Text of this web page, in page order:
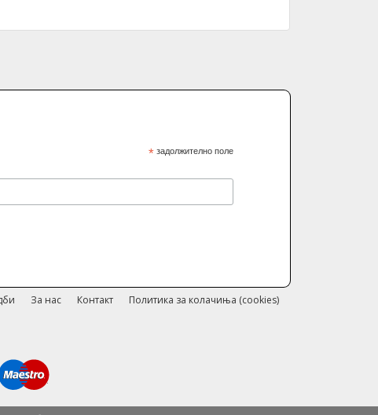
*задолжително поле
За нас Контакт
Политика за колачиња (cookies)